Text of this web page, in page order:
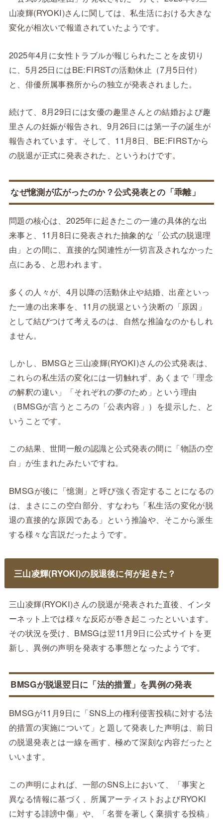
山凌輝(RYOKI)さんに関しては、私生活における大きな
変化が相次いで報道されていたようです。
2025年4月に女性トラブルが報じられたことを皮切り
に、5月25日にはBE:FIRSTの活動休止（7月5日付）
と、俳優所属事務所からの独立が発表されました。
続けて、8月29日には女優の趣里さんとの結婚および趣
里さんの妊娠が報告され、9月26日には第一子の誕生が
報告されています。そして、11月8日、BE:FIRSTから
の脱退が正式に発表された、というわけです。
なぜ憶測が広がったのか？公式発表との「乖離」
問題の核心は、2025年に起きたこの一連の具体的な出
来事と、11月8日に発表された抽象的な「公式の脱退理
由」との間に、直接的な関連性が一切言及されなかった
点にある、と思われます。
多くの人々が、4月以降の活動休止や結婚、出産といっ
た一連の出来事を、11月の脱退という決断の「原因」
として結びつけて考えるのは、自然な推論なのかもしれ
ません。
しかし、BMSGと三山凌輝(RYOKI)さんの公式発表は、
これらの私生活の変化には一切触れず、あくまで「理念
の解釈の違い」「それぞれの夢のため」という理由
（BMSGが言うところの「公表内容」）を提示した、と
いうことです。
この結果、世間一般の認識と公式発表の間に「物語の空
白」が生まれたみたいですね。
BMSGが後に「憶測」と呼び強く否定することになるの
は、まさにこの空白部分、すなわち「私生活の変化が脱
退の直接的な原因である」という推論や、そこから派生
する様々な言説だったようです。
三山凌輝(RYOKI)の脱退後に何が起きた？
三山凌輝(RYOKI)さんの脱退が発表された直後、インタ
ーネット上では様々な反応が巻き起こったといいます。
その状況を受け、BMSGは翌11月9日に公式サイトを更
新し、異例の声明を発表する事態となったようです。
BMSGが脱退翌日に「法的措置」を異例の発表
BMSGが11月9日に「SNS上の権利侵害投稿に対する法
的措置の実施について」と題して発表した声明は、前日
の脱退発表とは一線を画す、極めて深刻な内容だったと
いいます。
この声明によれば、一部のSNS上において、「事実と
異なる情報に基づく、所属アーティストおよびRYOKI
に対する誹謗中傷」や、「名誉を著しく棄損する投稿」